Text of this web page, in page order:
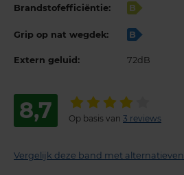
Brandstofefficiëntie: B
Grip op nat wegdek: B
Extern geluid: 72dB
8,7 Op basis van 3 reviews
Vergelijk deze band met alternatieven